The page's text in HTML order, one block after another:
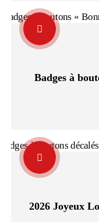
Badges à
2026 Joyeux